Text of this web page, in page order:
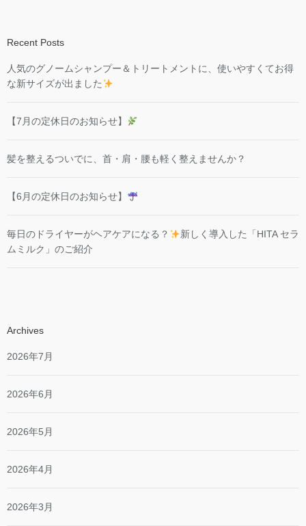
Recent Posts
人気のグノームシャンプー＆トリートメントに、使いやすくてお得
な新サイズが出ました
【7月の定休日のお知らせ】
髪を整えるついでに、首・肩・腰も軽く整えませんか？
【6月の定休日のお知らせ】
毎日のドライヤーがヘアケアになる？
新しく導入した「HITA セラ
ムミルク」のご紹介
Archives
2026年7月
2026年6月
2026年5月
2026年4月
2026年3月